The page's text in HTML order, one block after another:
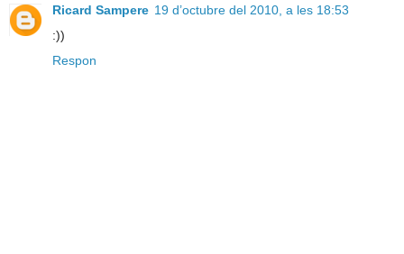
Ricard Sampere 19 d’octubre del 2010, a les 18:53
:))
Respon